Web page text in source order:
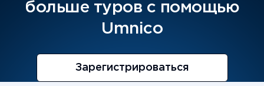
больше туров с помощью
Umnico
Зарегистрироваться